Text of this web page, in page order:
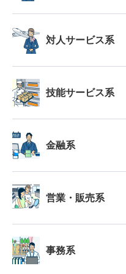
対人サービス系
技能サービス系
金融系
営業・販売系
事務系